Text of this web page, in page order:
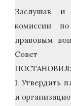
Заслушав и
комиссии
правовым
Совет
ПОСТАНОВИЛ:
1. Утвердить
и